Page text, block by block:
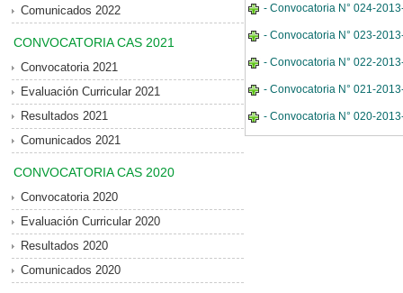
Comunicados 2022
CONVOCATORIA CAS 2021
Convocatoria 2021
Evaluación Curricular 2021
Resultados 2021
Comunicados 2021
CONVOCATORIA CAS 2020
Convocatoria 2020
Evaluación Curricular 2020
Resultados 2020
Comunicados 2020
- Convocatoria N° 024-
- Convocatoria N° 023-
- Convocatoria N° 022-
- Convocatoria N° 021-
- Convocatoria N° 020-